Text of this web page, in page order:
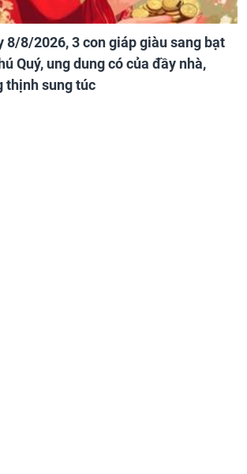
8/8/2026, 3 con giáp giàu sang bạt
Quý, ung dung có của đầy nhà,
thịnh sung túc